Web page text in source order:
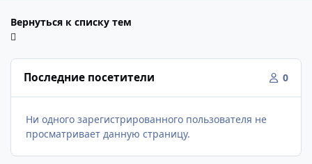
Вернуться к списку тем
Последние посетители 0
Ни одного зарегистрированного пользователя не
просматривает данную страницу.